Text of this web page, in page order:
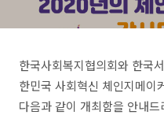
한국사회복지협의회와 한국
한민국 사회혁신 체인지메이
다음과 같이 개최함을 안내